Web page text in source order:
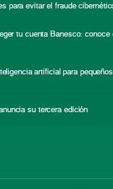
para evitar el fraude
tu cuenta Banesco: conoce
artificial para pequeños
su tercera edición